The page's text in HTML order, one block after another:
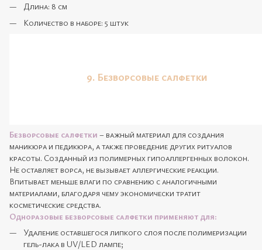
Длина: 8 см
Количество в наборе: 5 штук
9. Безворсовые салфетки
Безворсовые салфетки – важный материал для создания
маникюра и педикюра, а также проведение других ритуалов
красоты. Созданный из полимерных гипоаллергенных волокон.
Не оставляет ворса, не вызывает аллергические реакции.
Впитывает меньше влаги по сравнению с аналогичными
материалами, благодаря чему экономически тратит
косметические средства.
Одноразовые безворсовые салфетки применяют для:
Удаление оставшегося липкого слоя после полимеризации
гель-лака в UV/LED лампе;